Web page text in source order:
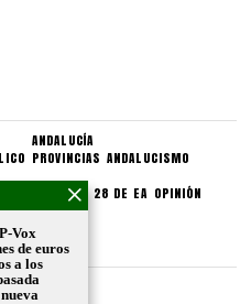
ANDALUCÍA
PROVINCIAS ANDALUCISMO
LAS 28 DE EA OPINIÓN
Vox
de euros
a los